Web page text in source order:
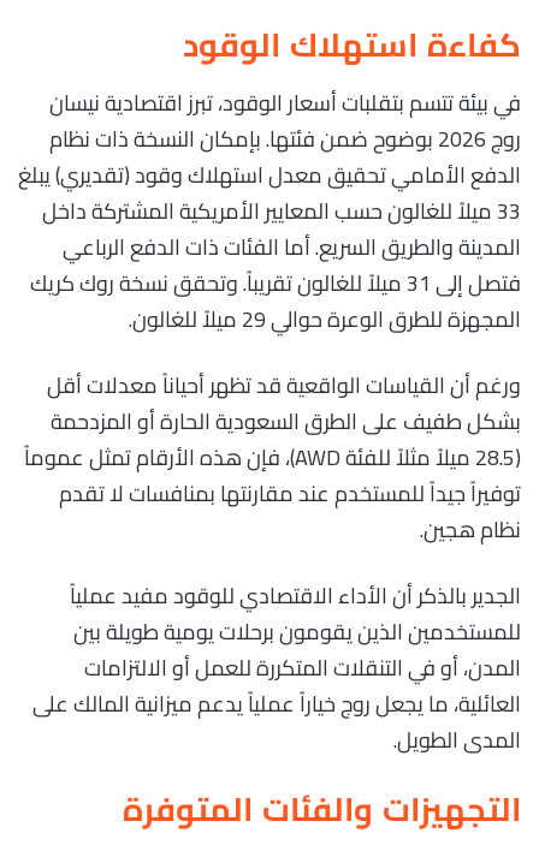
كفاءة استهلاك الوقود
في بيئة تتسم بتقلبات أسعار الوقود، تبرز اقتصادية نيسان
روج 2026 بوضوح ضمن فئتها. بإمكان النسخة ذات نظام
الدفع الأمامي تحقيق معدل استهلاك وقود (تقديري) يبلغ
33 ميلاً للغالون حسب المعايير الأمريكية المشتركة داخل
المدينة والطريق السريع. أما الفئات ذات الدفع الرباعي
فتصل إلى 31 ميلاً للغالون تقريباً. وتحقق نسخة روك كريك
المجهزة للطرق الوعرة حوالي 29 ميلاً للغالون.
ورغم أن القياسات الواقعية قد تظهر أحياناً معدلات أقل
بشكل طفيف على الطرق السعودية الحارة أو المزدحمة
(28.5 ميلاً مثلاً للفئة AWD)، فإن هذه الأرقام تمثل عموماً
توفيراً جيداً للمستخدم عند مقارنتها بمنافسات لا تقدم
نظام هجين.
الجدير بالذكر أن الأداء الاقتصادي للوقود مفيد عملياً
للمستخدمين الذين يقومون برحلات يومية طويلة بين
المدن، أو في التنقلات المتكررة للعمل أو الالتزامات
العائلية، ما يجعل روج خياراً عملياً يدعم ميزانية المالك على
المدى الطويل.
التجهيزات والفئات المتوفرة